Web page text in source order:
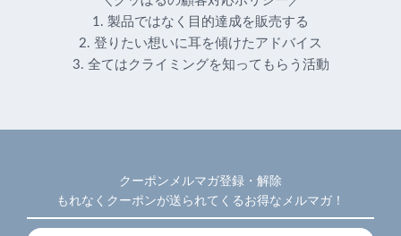
1. 製品ではなく目的達成を販売する
2. 登りたい想いに耳を傾けたアドバイス
3. 全てはクライミングを知ってもらう活動
クーポンメルマガ登録・解除
もれなくクーポンが送られてくるお得なメルマガ！